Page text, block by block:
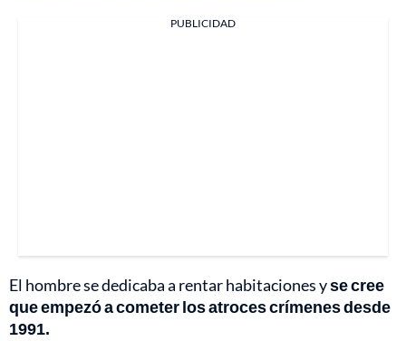
PUBLICIDAD
El hombre se dedicaba a rentar habitaciones yse cree
que empezó a cometer los atroces crímenes desde
1991.